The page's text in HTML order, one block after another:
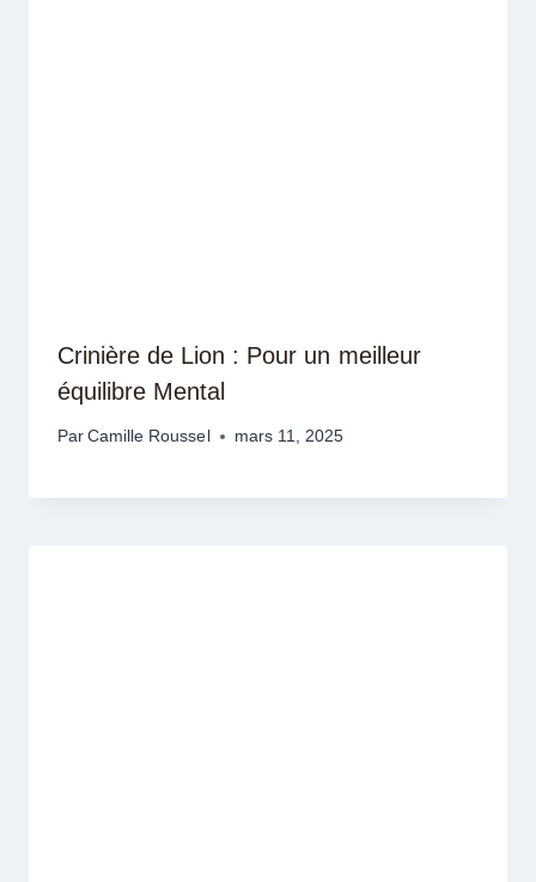
Crinière de Lion : Pour un meilleur
équilibre Mental
Par Camille Roussel mars 11, 2025